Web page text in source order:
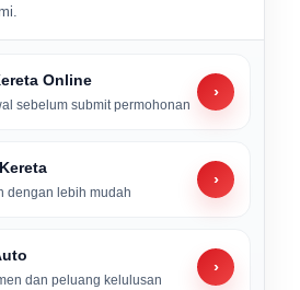
Online
sebelum submit permohonan
›
dengan lebih mudah
›
dan peluang kelulusan
›